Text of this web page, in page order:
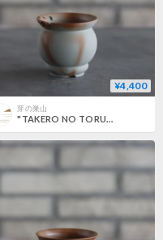
¥4,400
芽の巣山
"TAKERO NO TORUKO" (2号) no.802/136